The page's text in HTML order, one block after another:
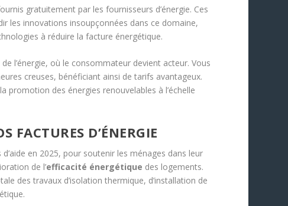
gratuitement par les fournisseurs d’énergie. Ces
les innovations insoupçonnées dans ce domaine,
à réduire la facture énergétique.
l’énergie, où le consommateur devient acteur. Vous
creuses, bénéficiant ainsi de tarifs avantageux.
promotion des énergies renouvelables à l’échelle
FACTURES D’ÉNERGIE
en 2025, pour soutenir les ménages dans leur
de l’efficacité énergétique des logements.
des travaux d’isolation thermique, d’installation de